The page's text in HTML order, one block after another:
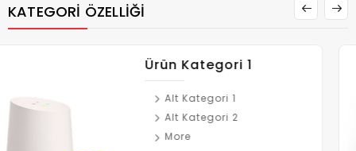
KATEGORI ÖZELLIĞI
Ürün Kategori 2